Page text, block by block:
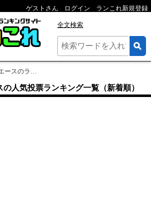
ゲストさん ログイン ランこれ新規登録
全文検索
のランキング
の人気投票ランキング一覧（新着順）